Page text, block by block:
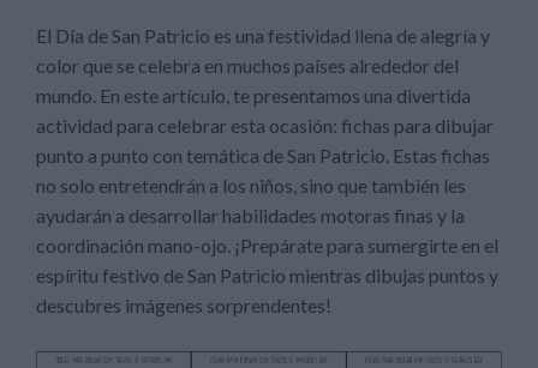
El Día de San Patricio es una festividad llena de alegría y
color que se celebra en muchos países alrededor del
mundo. En este artículo, te presentamos una divertida
actividad para celebrar esta ocasión: fichas para dibujar
punto a punto con temática de San Patricio. Estas fichas
no solo entretendrán a los niños, sino que también les
ayudarán a desarrollar habilidades motoras finas y la
coordinación mano-ojo. ¡Prepárate para sumergirte en el
espíritu festivo de San Patricio mientras dibujas puntos y
descubres imágenes sorprendentes!